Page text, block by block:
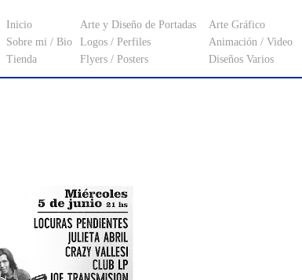
Inicio Arte y Diseño de Portadas Arte Gráfico
Sobre mi / Bio
Logos / Perfiles
Animación / Video
Tienda
Flyers / Posters Diseños Varios